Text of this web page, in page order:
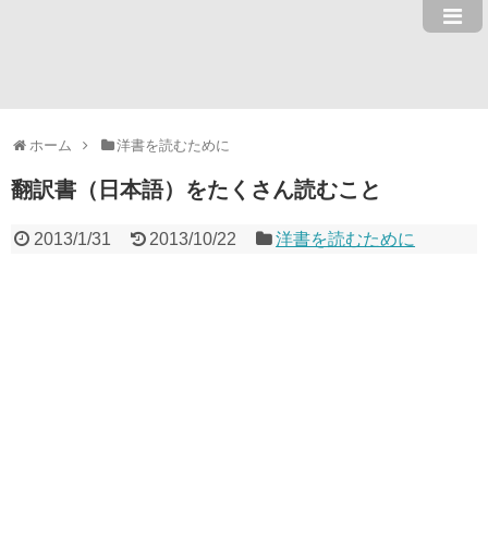
ホーム 洋書を読むために
翻訳書（日本語）をたくさん読むこと
2013/1/31 2013/10/22 洋書を読むために